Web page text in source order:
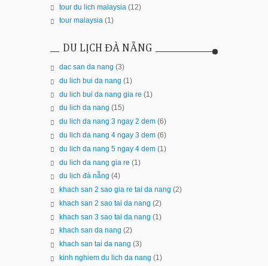
tour du lich malaysia (12)
tour malaysia (1)
DU LỊCH ĐÀ NẴNG
dac san da nang (3)
du lich bui da nang (1)
du lich bui da nang gia re (1)
du lich da nang (15)
du lich da nang 3 ngay 2 dem (6)
du lich da nang 4 ngay 3 dem (6)
du lich da nang 5 ngay 4 dem (1)
du lich da nang gia re (1)
du lịch đà nẵng (4)
khach san 2 sao gia re tai da nang (2)
khach san 2 sao tai da nang (2)
khach san 3 sao tai da nang (1)
khach san da nang (2)
khach san tai da nang (3)
kinh nghiem du lich da nang (1)